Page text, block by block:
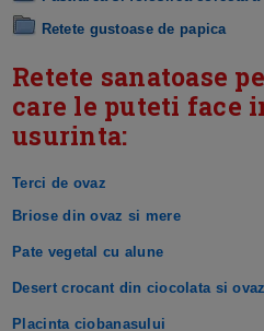
Retete gustoase de papica
Retete sanatoase
care le puteti face
usurinta:
Terci de ovaz
Briose din ovaz si mere
Pate vegetal cu alune
Desert crocant din ciocolata si ovaz
Placinta ciobanasului